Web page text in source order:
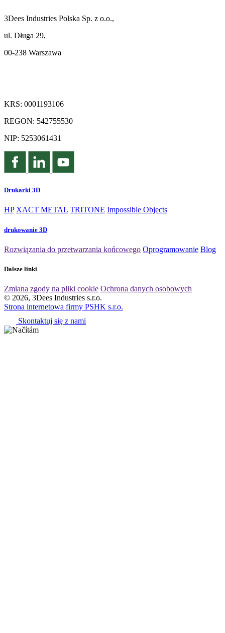
3Dees Industries Polska Sp. z o.o.,
ul. Długa 29,
00-238 Warszawa
KRS: 0001193106
REGON: 542755530
NIP: 5253061431
Drukarki 3D
HP XACT METAL TRITONE Impossible Objects
drukowanie 3D
Rozwiązania do przetwarzania końcowego Oprogramowanie Blog
Dalsze linki
Zmiana zgody na pliki cookie Ochrona danych osobowych
© 2026, 3Dees Industries s.r.o.
Strona internetowa firmy PSHK s.r.o.
Skontaktuj się z nami